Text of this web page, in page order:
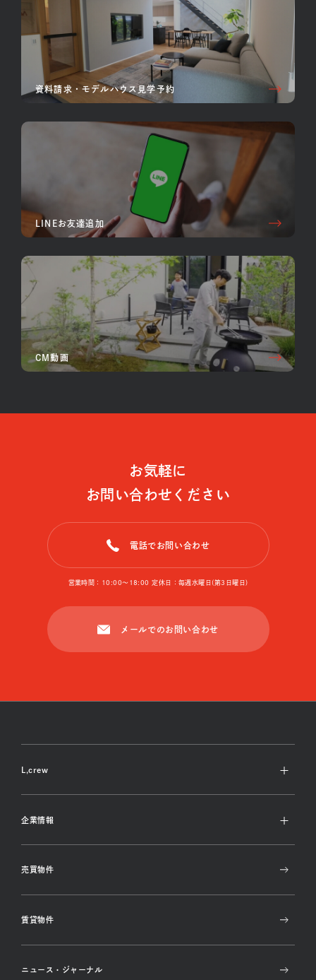
資料請求・モデルハウス見学予約
LINEお友達追加
CM動画
L,crew
施工実例
ショールーム
企業情報
代表あいさつ
アクセス
売買物件
賃貸物件
ニュース・ジャーナル
お気軽に
お問い合わせください
電話でお問い合わせ
営業時間：10:00〜18:00 定休日：毎週水曜日(第3日曜日)
メールでのお問い合わせ